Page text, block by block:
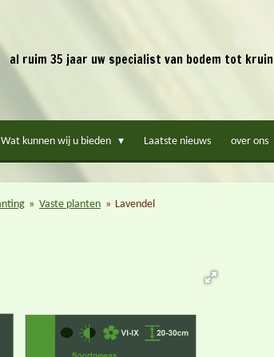
al ruim 35 jaar uw specialist van bodem tot kruin
Wat kunnen wij u bieden Laatste nieuws over ons
» Vaste planten » Lavendel